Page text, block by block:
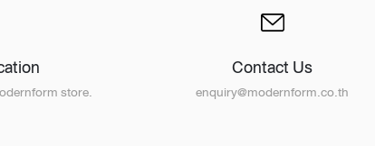
store.
Contact Us
enquiry@modernform.co.th